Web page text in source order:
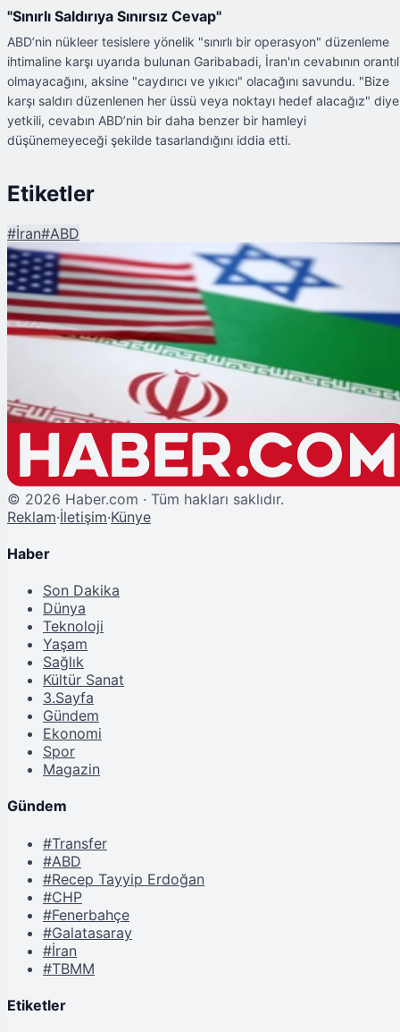
"Sınırlı Saldırıya Sınırsız Cevap"
ABD’nin nükleer tesislere yönelik "sınırlı bir operasyon" düzenleme
ihtimaline karşı uyarıda bulunan Garibabadi, İran'ın cevabının
olmayacağını, aksine "caydırıcı ve yıkıcı" olacağını savundu. "Bize
karşı saldırı düzenlenen her üssü veya noktayı hedef alacağız"
yetkili, cevabın ABD’nin bir daha benzer bir hamleyi
düşünemeyeceği şekilde tasarlandığını iddia etti.
Etiketler
#İran#ABD
Şu An Okunan
İran'dan ABD'ye Jet Yanıt: Savunmaya Yüzde 200 Hazırız!
© 2026 Haber.com · Tüm hakları saklıdır.
Reklam·İletişim·Künye
Haber
Son Dakika
Dünya
Teknoloji
Yaşam
Sağlık
Kültür Sanat
3.Sayfa
Gündem
Ekonomi
Spor
Magazin
Gündem
#Transfer
#ABD
#Recep Tayyip Erdoğan
#CHP
#Fenerbahçe
#Galatasaray
#İran
#TBMM
Etiketler